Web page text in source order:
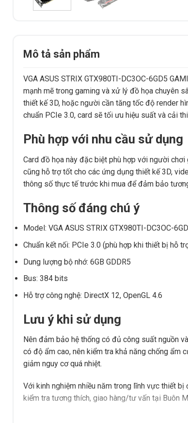
Mô tả sản phẩm
VGA ASUS STRIX GTX980TI-DC3OC-6GD5
mạnh mẽ trong gaming và xử lý đồ họa chuyên
thiết kế 3D, hoặc người cần tăng tốc độ render
chuẩn PCIe 3.0, card sẽ tối ưu hiệu suất và cải
Phù hợp với nhu cầu sử dụng
Card đồ họa này đặc biệt phù hợp với người
cũng hỗ trợ tốt cho các ứng dụng thiết kế 3D,
thông số thực tế trước khi mua để đảm bảo
Thông số đáng chú ý
Model: VGA ASUS STRIX GTX980TI-DC3OC-
Chuẩn kết nối: PCIe 3.0 (phù hợp khi thiết bị hỗ
Dung lượng bộ nhớ: 6GB GDDR5
Bus: 384 bits
Hỗ trợ công nghệ: DirectX 12, OpenGL 4.6
Lưu ý khi sử dụng
Nên đảm bảo hệ thống có đủ công suất nguồn
có độ ẩm cao, nên kiểm tra khả năng chống ẩm
giảm nguy cơ quá nhiệt.
Với kinh nghiệm nhiều năm trong lĩnh vực thiết
kiểm tra tương thích, giao hàng/tư vấn tại Buôn